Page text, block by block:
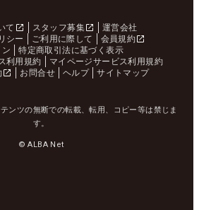
て スタッフ募集
運営会社
シー
ご利用に際して
会員規約
特定商取引法に基づく表示
利用規約
マイページサービス利用規約
お問合せ ヘルプ サイトマップ
ンツの無断での転載、転用、コピー等は禁じま
す。
© ALBA Net